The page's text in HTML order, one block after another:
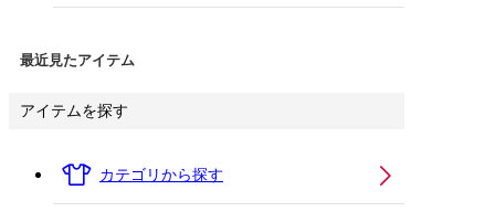
最近見たアイテム
アイテムを探す
カテゴリから探す